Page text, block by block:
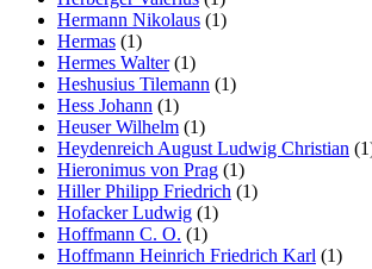
Hermann Nikolaus (1)
Hermas (1)
Hermes Walter(1)
Heshusius Tilemann (1)
Hess Johann (1)
Heuser Wilhelm (1)
Heydenreich August Ludwig Christian
Hieronimus von Prag (1)
Hiller Philipp Friedrich (1)
Hofacker Ludwig (1)
Hoffmann C. O. (1)
Hoffmann Heinrich Friedrich Karl (1)